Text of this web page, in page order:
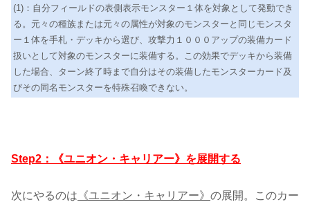
(1)：自分フィールドの表側表示モンスター１体を対象として発動でき
る。元々の種族または元々の属性が対象のモンスターと同じモンスタ
ー１体を手札・デッキから選び、攻撃力１０００アップの装備カード
扱いとして対象のモンスターに装備する。この効果でデッキから装備
した場合、ターン終了時まで自分はその装備したモンスターカード及
びその同名モンスターを特殊召喚できない。
Step2：《ユニオン・キャリアー》を展開する
次にやるのは 《ユニオン・キャリアー》 の展開。このカー